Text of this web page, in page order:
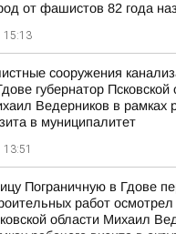
от фашистов 82 года
15:13
сооружения
губернатор Псковской
Ведерников в рамках
в муниципалитет
13:51
Пограничную в Гдове
работ осмотрел
области Михаил